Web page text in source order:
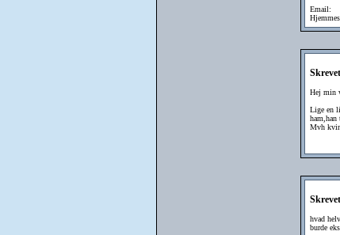
Email:
Hej min
Lige en
ham,han
Mvh
hvad
burde